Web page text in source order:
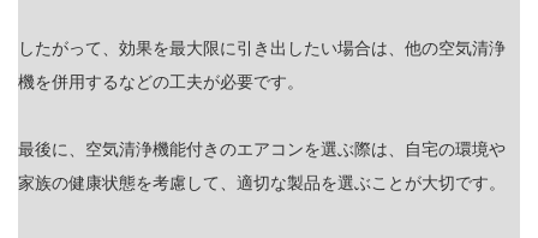
したがって、効果を最大限に引き出したい場合は、他の空気清浄
機を併用するなどの工夫が必要です。
最後に、空気清浄機能付きのエアコンを選ぶ際は、自宅の環境や
家族の健康状態を考慮して、適切な製品を選ぶことが大切です。